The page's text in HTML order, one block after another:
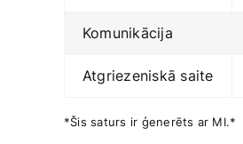
Komunikācija
Atgriezeniskā saite
*Šis saturs‍ ir ģenerēts ar MI.*